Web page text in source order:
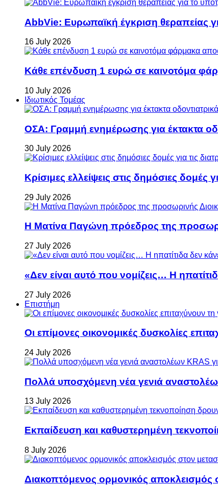
AbbVie: Ευρωπαϊκή έγκριση θεραπείας
16 July 2026
Κάθε επένδυση 1 ευρώ σε καινοτόμα
10 July 2026
Ιδιωτικός Τομέας
ΟΣΑ: Γραμμή ενημέρωσης για έκτακτα
30 July 2026
Κρίσιμες ελλείψεις στις δημόσιες δομές
29 July 2026
Η Ματίνα Παγώνη πρόεδρος της
27 July 2026
«Δεν είναι αυτό που νομίζεις… Η
27 July 2026
Επιστήμη
Οι επίμονες οικονομικές δυσκολίες
24 July 2026
Πολλά υποσχόμενη νέα γενιά
13 July 2026
Εκπαίδευση και καθυστερημένη
8 July 2026
Διακοπτόμενος ορμονικός αποκλεισμός